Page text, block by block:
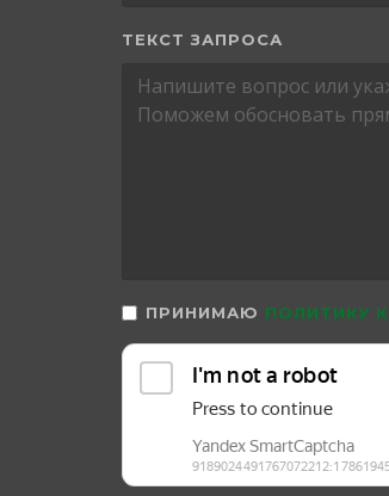
ТЕКСТ ЗАПРОСА
ПРИНИМАЮ ПОЛИТИКУ